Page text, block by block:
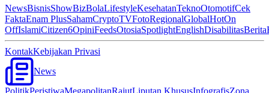
NewsBisnisShowBizBolaLifestyleKesehatanTeknoOtomotifCek
FaktaEnam PlusSahamCryptoTVFotoRegionalGlobalHotOn
OffIslamiCitizen6OpiniFeedsOtosiaSpotlightEnglishDisabilitasBerita
KontakKebijakan Privasi
News